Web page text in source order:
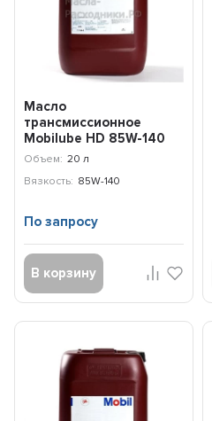
Масло
трансмиссионное
Mobilube HD 85W-140
(20л) 152977
Объем: 20 л
Вязкость: 85W-140
По запросу
В корзину